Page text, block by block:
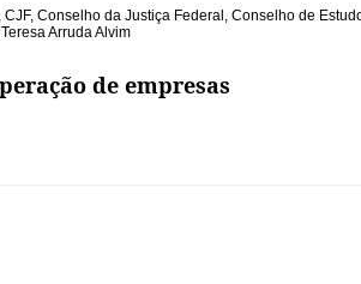
CJF, Conselho da Justiça Federal , Conselho de
Teresa Arruda Alvim
de empresas